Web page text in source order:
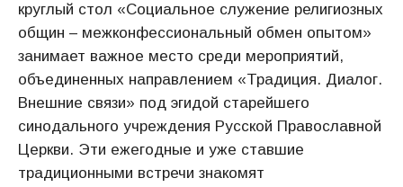
круглый стол «Социальное служение религиозных
общин – межконфессиональный обмен опытом»
занимает важное место среди мероприятий,
объединенных направлением «Традиция. Диалог.
Внешние связи» под эгидой старейшего
синодального учреждения Русской Православной
Церкви. Эти ежегодные и уже ставшие
традиционными встречи знакомят